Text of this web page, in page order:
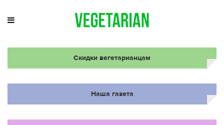
Скидки вегетарианцам
Наша газета